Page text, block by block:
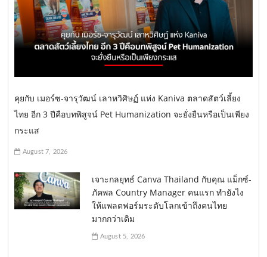
คุยกับ เมอร์ซ-จารุวัฒน์ เลาหวิศิษฏ์ แห่ง Kaniva ตลาดสัตว์เลี้ยง
ไทย อีก 3 ปีคือบทพิสูจน์ Pet Humanization จะยั่งยืนหรือเป็นเพียง
กระแส
August 7, 2026
เจาะกลยุทธ์ Canva Thailand กับคุณ แม็กซ์-
ภัคพล Country Manager คนแรก ทำยังไง
ให้แพลตฟอร์มระดับโลกเข้าถึงคนไทย
มากกว่าเดิม
August 5, 2026